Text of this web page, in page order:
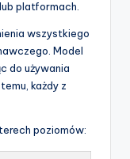
platformach.
wszystkiego
Model
do używania
każdy z
poziomów: